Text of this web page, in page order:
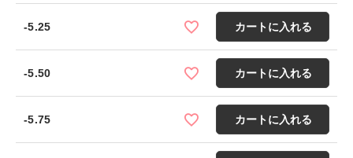
-5.25 カートに入れる
-5.50 カートに入れる
-5.75 カートに入れる